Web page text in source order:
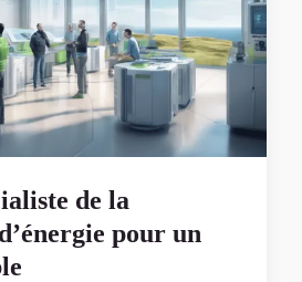
de la
pour un